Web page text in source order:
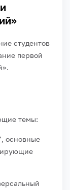
студентов
первой
темы:
основные